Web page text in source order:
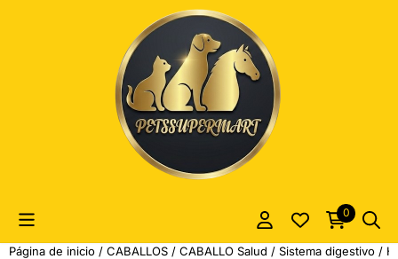
Las preferencias de cookies están actualmente cerradas.
0
Página de inicio / CABALLOS / CABALLO Salud / Sistema digestivo /